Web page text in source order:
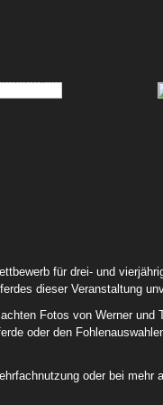
02
für drei- und
dieser Veranstaltung
Fotos von Werner
oder den
oder bei mehr